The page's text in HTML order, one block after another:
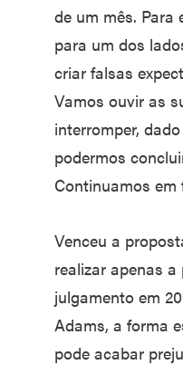
de um mês. Para
para um dos
criar falsas
Vamos ouvir as
interromper,
podermos
Continuamos em
Venceu a
realizar apenas
julgamento em
Adams, a forma
pode acabar